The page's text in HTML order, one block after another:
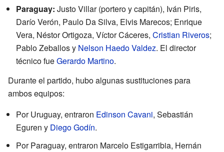
Paraguay: Justo Villar (portero y capitán), Iván Piris,
Darío Verón, Paulo Da Silva, Elvis Marecos; Enrique
Vera, Néstor Ortigoza, Víctor Cáceres, Cristian Riveros;
Pablo Zeballos y Nelson Haedo Valdez. El director
técnico fueGerardo Martino.
Durante el partido, hubo algunas sustituciones para
ambos equipos:
Por Uruguay, entraron Edinson Cavani, Sebastián
Eguren y Diego Godín.
Por Paraguay, entraron Marcelo Estigarribia, Hernán